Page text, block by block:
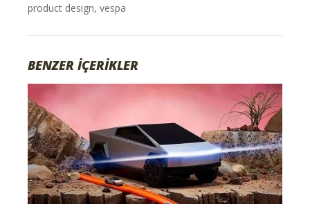
product design,vespa
BENZER İÇERİKLER